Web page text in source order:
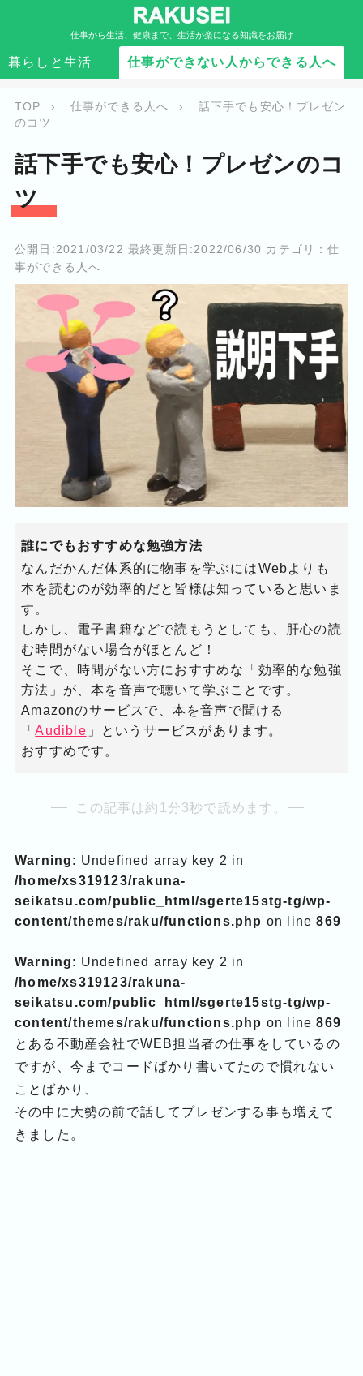
仕事から生活、健康まで、生活が楽になる知識をお届け
暮らしと生活 仕事ができない人からできる人へ
仕事ができる人へ
TOP › 仕事ができる人へ ›
話下手でも安心！プレゼン
のコツ
話下手でも安心！プレゼンのコ
ツ
公開日:2021/03/22 最終更新日:2022/06/30 カテゴリ：仕
事ができる人へ
誰にでもおすすめな勉強方法
なんだかんだ体系的に物事を学ぶにはWebよりも
本を読むのが効率的だと皆様は知っていると思いま
す。
しかし、電子書籍などで読もうとしても、肝心の読
む時間がない場合がほとんど！
そこで、時間がない方におすすめな「効率的な勉強
方法」が、本を音声で聴いて学ぶことです。
Amazonのサービスで、本を音声で聞ける
「Audible 」というサービスがあります。
おすすめです。
この記事は約1分3秒で読めます。
Warning: Undefined array key 2 in
/home/xs319123/rakuna-
seikatsu.com/public_html/sgerte15stg-tg/wp-
content/themes/raku/functions.php on line869
Warning: Undefined array key 2 in
/home/xs319123/rakuna-
seikatsu.com/public_html/sgerte15stg-tg/wp-
content/themes/raku/functions.php on line869
とある不動産会社でWEB担当者の仕事をしているの
ですが、今までコードばかり書いてたので慣れない
ことばかり、
その中に大勢の前で話してプレゼンする事も増えて
きました。